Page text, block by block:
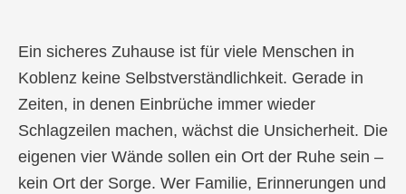
Ein sicheres Zuhause ist für viele Menschen in
Koblenz keine Selbstverständlichkeit. Gerade in
Zeiten, in denen Einbrüche immer wieder
Schlagzeilen machen, wächst die Unsicherheit. Die
eigenen vier Wände sollen ein Ort der Ruhe sein –
kein Ort der Sorge. Wer Familie, Erinnerungen und